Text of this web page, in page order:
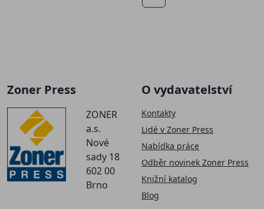
Zoner Press
ZONER
a.s.
Nové
sady 18
602 00
Brno
O vydavatelství
Kontakty
Lidé v Zoner Press
Nabídka práce
Odběr novinek Zoner Press
Knižní katalog
Blog